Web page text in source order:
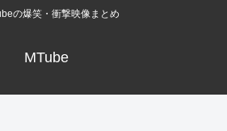
の爆笑・衝撃映像まとめ
MTube